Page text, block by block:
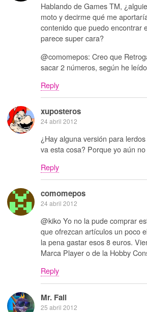
Hablando de Games TM,
moto y decirme qué me
contenido que puedo encontrar
parece super cara?
@comomepos: Creo que
sacar 2 números, según he
Reply
xuposteros
24 abril 2012
¿Hay alguna versión para
va esta cosa? Porque yo aún
Reply
comomepos
24 abril 2012
@kiko Yo no la pude comprar
que ofrezcan artículos un poco
la pena gastar esos 8 euros.
Marca Player o de la Hobby
Reply
Mr. Fail
25 abril 2012